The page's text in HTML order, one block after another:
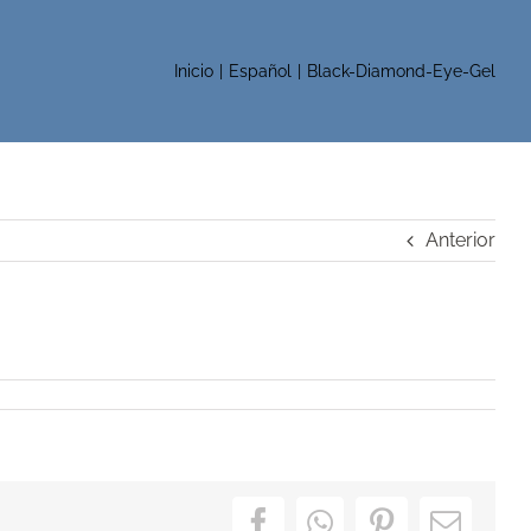
Inicio Español Black-Diamond-Eye-Gel
Anterior